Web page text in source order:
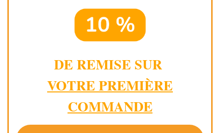
DE REMISE SUR
VOTRE PREMIÈRE
COMMANDE